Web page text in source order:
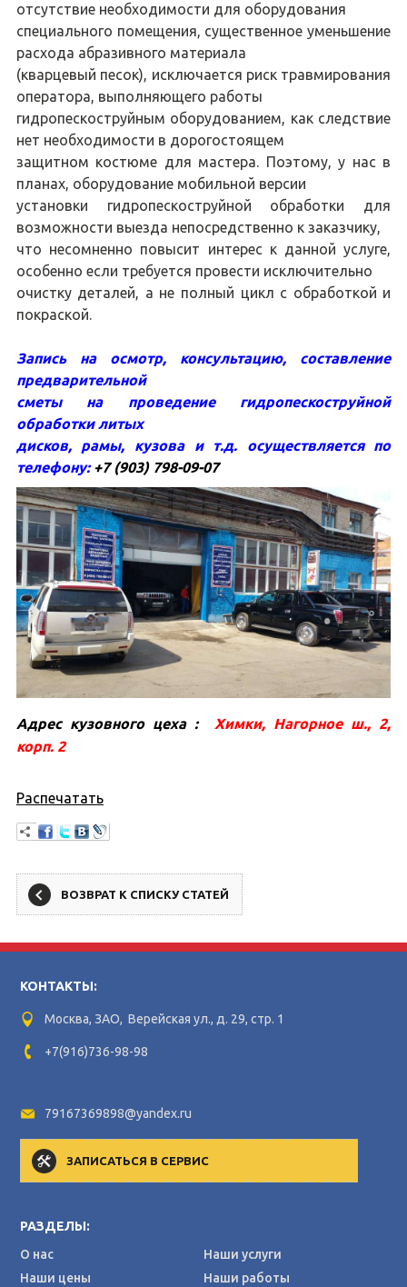
отсутствие необходимости для оборудования
специального помещения, существенное уменьшение
расхода абразивного материала
(кварцевый песок), исключается риск травмирования
оператора, выполняющего работы
гидропескоструйным оборудованием, как следствие
нет необходимости в дорогостоящем
защитном костюме для мастера. Поэтому, у нас в
планах, оборудование мобильной версии
установки гидропескоструйной обработки для
возможности выезда непосредственно к заказчику,
что несомненно повысит интерес к данной услуге,
особенно если требуется провести исключительно
очистку деталей, а не полный цикл с обработкой и
покраской.
Запись на осмотр, консультацию, составление
предварительной
сметы на проведение гидропескоструйной
обработки литых
дисков, рамы, кузова и т.д. осуществляется по
телефону: +7 (903) 798-09-07
Адрес кузовного цеха :Химки, Нагорное ш., 2,
корп. 2
Распечатать
ВОЗВРАТ К СПИСКУ СТАТЕЙ
КОНТАКТЫ:
Москва, ЗАО, Верейская ул., д. 29, стр. 1
+7(916)736-98-98
79167369898@yandex.ru
ЗАПИСАТЬСЯ В СЕРВИС
РАЗДЕЛЫ:
О нас
Наши услуги
Наши цены
Наши работы